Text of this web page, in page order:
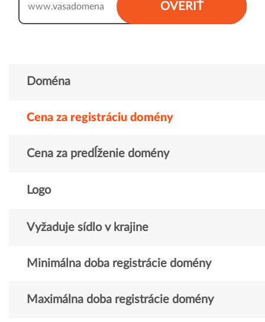
OVERIŤ
www.
Doména
Cena za registráciu domény
Cena za predĺženie domény
Logo
Vyžaduje sídlo v krajine
Minimálna doba registrácie domény
Maximálna doba registrácie domény